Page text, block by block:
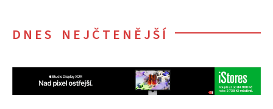
DNES NEJČTENĚJŠÍ